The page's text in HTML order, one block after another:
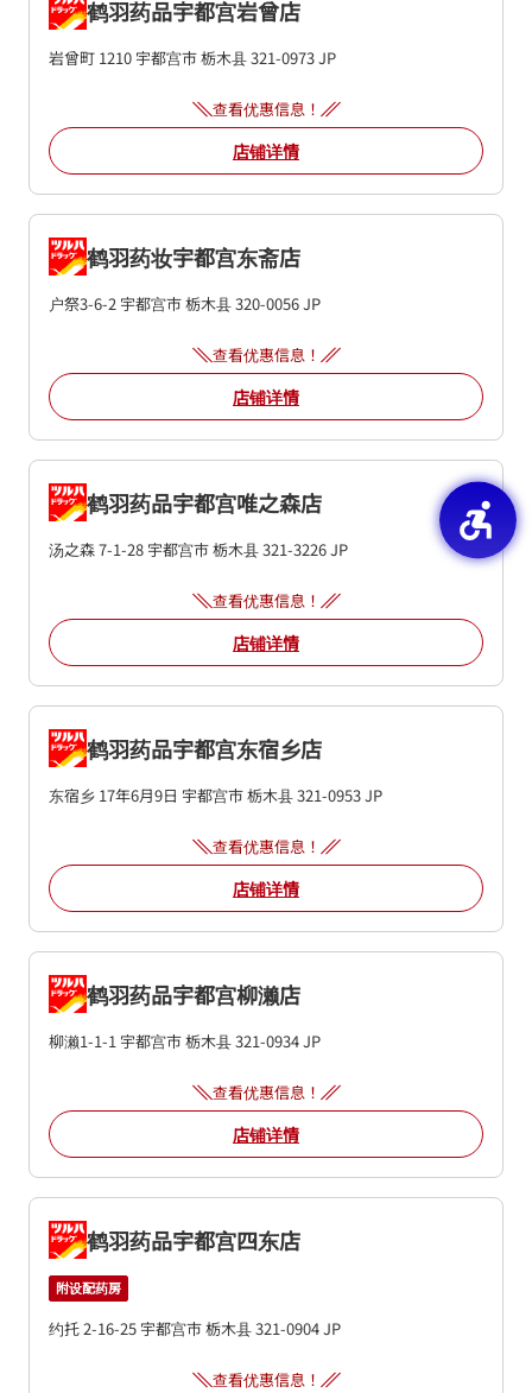
鹤羽药品宇都宫岩曾店
岩曾町 1210 宇都宫市栃木县321-0973JP
查看优惠信息！
店铺详情
鹤羽药妆宇都宫东斋店
户祭3-6-2 宇都宫市栃木县320-0056JP
查看优惠信息！
店铺详情
鹤羽药品宇都宫唯之森店
汤之森 7-1-28 宇都宫市栃木县321-3226JP
查看优惠信息！
店铺详情
鹤羽药品宇都宫东宿乡店
东宿乡 17年6月9日 宇都宫市栃木县321-0953JP
查看优惠信息！
店铺详情
鹤羽药品宇都宫柳濑店
柳濑1-1-1 宇都宫市栃木县321-0934JP
查看优惠信息！
店铺详情
鹤羽药品宇都宫四东店
附设配药房
约托 2-16-25 宇都宫市栃木县321-0904JP
查看优惠信息！